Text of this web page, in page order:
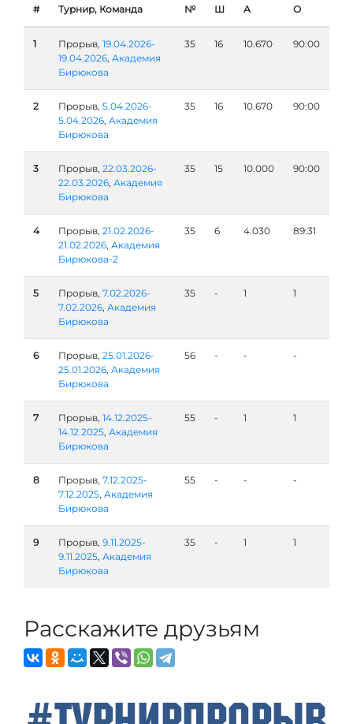
# Турнир, Команда № Ш А О
1 Прорыв, 19.04.2026-
19.04.2026, Академия
Бирюкова
35 16 10.670 90:00
2 Прорыв, 5.04.2026-
5.04.2026, Академия
Бирюкова
35 16 10.670 90:00
3 Прорыв, 22.03.2026-
22.03.2026, Академия
Бирюкова
35 15 10.000 90:00
4 Прорыв, 21.02.2026-
21.02.2026, Академия
Бирюкова-2
35 6 4.030 89:31
5 Прорыв, 7.02.2026-
7.02.2026, Академия
Бирюкова
35 - 1 1
6 Прорыв, 25.01.2026-
25.01.2026, Академия
Бирюкова
56 - - -
7 Прорыв, 14.12.2025-
14.12.2025, Академия
Бирюкова
55 - 1 1
8 Прорыв, 7.12.2025-
7.12.2025, Академия
Бирюкова
55 - - -
9 Прорыв, 9.11.2025-
9.11.2025, Академия
Бирюкова
35 - 1 1
Расскажите друзьям